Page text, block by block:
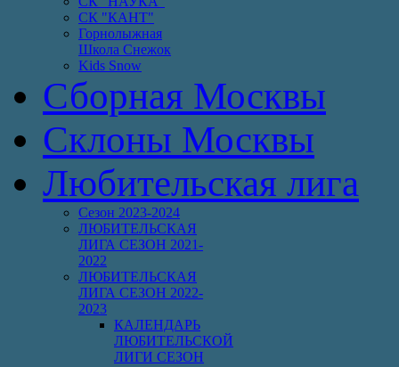
СК "КАНТ"
Горнолыжная
Школа Снежок
Kids Snow
Сборная Москвы
Склоны Москвы
Любительская лига
Сезон 2023-2024
ЛЮБИТЕЛЬСКАЯ
ЛИГА СЕЗОН 2021-
2022
ЛЮБИТЕЛЬСКАЯ
ЛИГА СЕЗОН 2022-
2023
КАЛЕНДАРЬ
ЛЮБИТЕЛЬСКОЙ
ЛИГИ СЕЗОН